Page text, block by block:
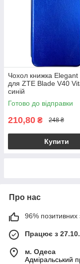
Чохол книжка Elegant
для ZTE Blade V40
синій
Готово до відправки
210,80 ₴ 248 ₴
Купити
Про нас
96% позитивних
Працює з
м. Одеса
Адміральський